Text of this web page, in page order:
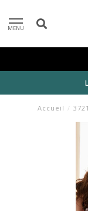
MENU
Accueil /